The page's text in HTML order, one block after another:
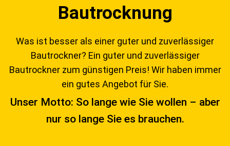
Bautrocknung
Was ist besser als einer guter und zuverlässiger
Bautrockner? Ein guter und zuverlässiger
Bautrockner zum günstigen Preis! Wir haben immer
ein gutes Angebot für Sie.
Unser Motto: So lange wie Sie wollen – aber
nur so lange Sie es brauchen.